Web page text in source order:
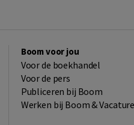
Boom voor jou
Voor de boekhandel
Voor de pers
Publiceren bij Boom
Werken bij Boom &